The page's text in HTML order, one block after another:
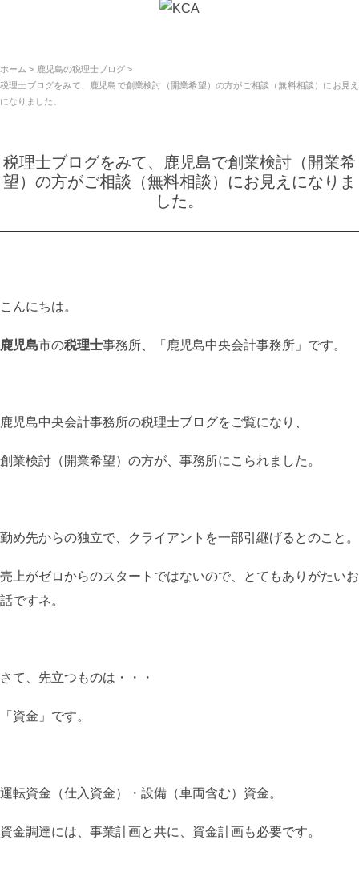
ホーム
鹿児島の税理士ブログ
税理士ブログをみて、鹿児島で創業検討（開業希望）の方がご相談（無料相談）にお見え
になりました。
税理士ブログをみて、鹿児島で創業検討（開業希
望）の方がご相談（無料相談）にお見えになりま
した。
こんにちは。
鹿児島市の税理士事務所、「鹿児島中央会計事務所」です。
鹿児島中央会計事務所の税理士ブログをご覧になり、
創業検討（開業希望）の方が、事務所にこられました。
勤め先からの独立で、クライアントを一部引継げるとのこと。
売上がゼロからのスタートではないので、とてもありがたいお
話ですネ。
さて、先立つものは・・・
「資金」です。
運転資金（仕入資金）・設備（車両含む）資金。
資金調達には、事業計画と共に、資金計画も必要です。